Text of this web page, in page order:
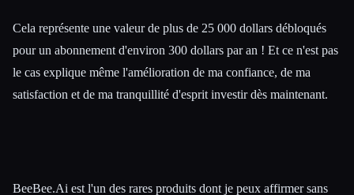
Cela représente une valeur de plus de 25 000 dollars débloqués
pour un abonnement d'environ 300 dollars par an ! Et ce n'est pas
le cas explique même l'amélioration de ma confiance, de ma
satisfaction et de ma tranquillité d'esprit investir dès maintenant.
BeeBee.Ai est l'un des rares produits dont je peux affirmer sans